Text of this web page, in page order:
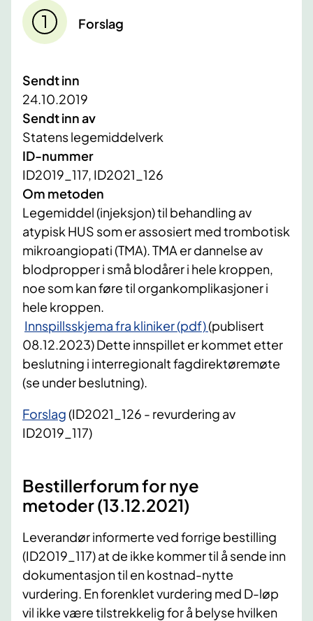
Forslag
Sendt inn
24.10.2019
Sendt inn av
Statens legemiddelverk
ID-nummer
ID2019_117, ID2021_126
Om metoden
Legemiddel (injeksjon) til behandling av
atypisk HUS som er assosiert med trombotisk
mikroangiopati (TMA). TMA er dannelse av
blodpropper i små blodårer i hele kroppen,
noe som kan føre til organkomplikasjoner i
hele kroppen.
Innspillsskjema fra kliniker (pdf)(publisert
08.12.2023) Dette innspillet er kommet etter
beslutning i interregionalt fagdirektøremøte
(se under beslutning).
Forslag(ID2021_126 - revurdering av
ID2019_117)
Bestillerforum for nye
metoder (13.12.2021)​
Leverandør informerte ved forrige bestilling
(ID2019_117) at de ikke kommer til å sende inn
dokumentasjon til en kostnad-nytte
vurdering. En forenklet vurdering med D-løp
vil ikke være tilstrekkelig for å belyse hvilken